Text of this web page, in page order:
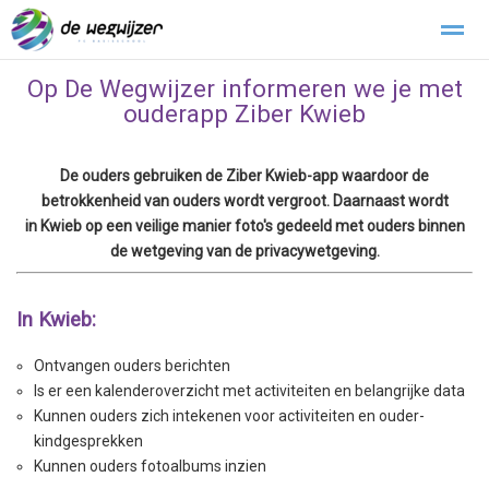
Buitengewoon verlof Klachtenregeling Stichting Kopwerk
Home Zoeken Foto's
Op De Wegwijzer informeren we je met
ouderapp Ziber Kwieb
De ouders gebruiken de Ziber Kwieb-app waardoor de
betrokkenheid van ouders wordt vergroot. Daarnaast wordt
in Kwieb op een veilige manier foto's gedeeld met ouders binnen
de wetgeving van de privacywetgeving.
In Kwieb:
Ontvangen ouders berichten
Is er een kalenderoverzicht met activiteiten en belangrijke data
Kunnen ouders zich intekenen voor activiteiten en ouder-
kindgesprekken
Kunnen ouders fotoalbums inzien